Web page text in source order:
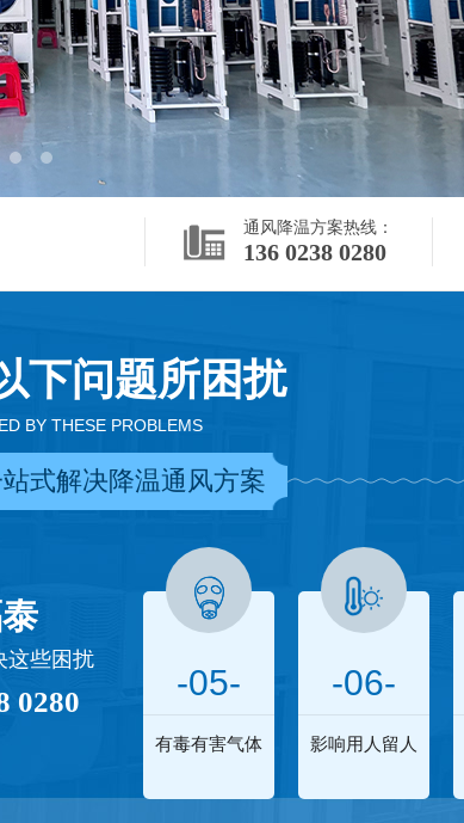
通风降温方案热线：
136 0238 0280
下问题所困扰
BY THESE PROBLEMS
式解决降温通风方案
这些困扰
0280 -05-
有毒有害气体
-06-
影响用人留人